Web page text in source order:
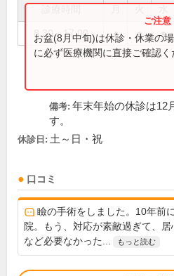
8:30～17:00 ● ● ●
お盆(8月中旬)は休診・休業の
に必ず医療機関に直接ご確認く
備考: 年末年始の休診は12
す。
休診日: 土～日・祝
口コミ
瞼の手術をしました。10年前
院。もう、対応が素敵過ぎて、
など必要なかった...
もっと読む